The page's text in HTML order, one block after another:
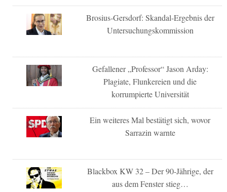
Brosius-Gersdorf: Skandal-Ergebnis der
Untersuchungskommission
Gefallener „Professor“ Jason Arday:
Plagiate, Flunkereien und die
korrumpierte Universität
Ein weiteres Mal bestätigt sich, wovor
Sarrazin warnte
Blackbox KW 32 – Der 90-Jährige, der
aus dem Fenster stieg…